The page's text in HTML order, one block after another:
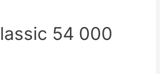
54 000